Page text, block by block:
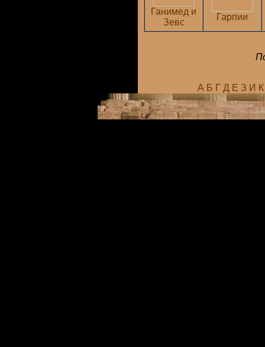
Ганимед и
Зевс
Гарпии
А Б Г Д Е З И К